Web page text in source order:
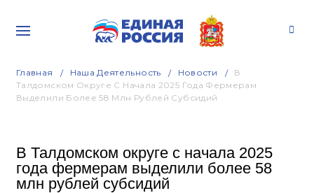
Главная Наша Деятельность Новости
В
Талдомском Округе С Начала 2025 Года Фермерам
Выделили Более 58 Млн Рублей Субсидий
В Талдомском округе с начала 2025
года фермерам выделили более 58
млн рублей субсидий